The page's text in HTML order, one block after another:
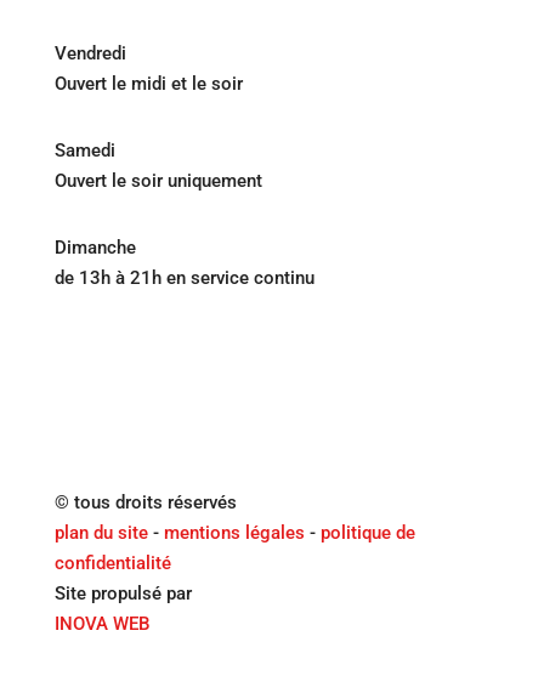
Vendredi
Ouvert le midi et le soir
Samedi
Ouvert le soir uniquement
Dimanche
de 13h à 21h en service continu
© tous droits réservés
plan du site- mentions légales - politique de
confidentialité
Site propulsé par
INOVA WEB